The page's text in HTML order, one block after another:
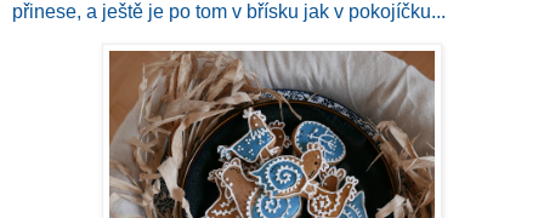
přinese, a ještě je po tom v břísku jak v pokojíčku...